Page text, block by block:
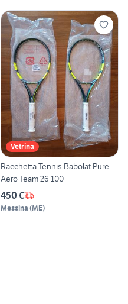
Vetrina
Racchetta Tennis Babolat Pure
Aero Team 26 100
450 €
Messina (ME)